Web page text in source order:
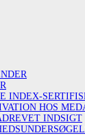
INDEX-
HOS
INDSIGT